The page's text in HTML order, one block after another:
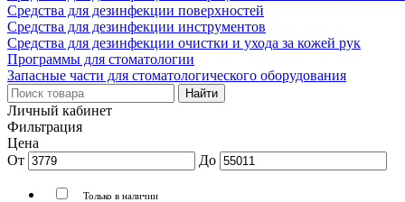
Средства для дезинфекции поверхностей
Средства для дезинфекции инструментов
Средства для дезинфекции очистки и ухода за кожей рук
Программы для стоматологии
Запасные части для стоматологического оборудования
Личный кабинет
Фильтрация
Цена
От
До
Только в наличии